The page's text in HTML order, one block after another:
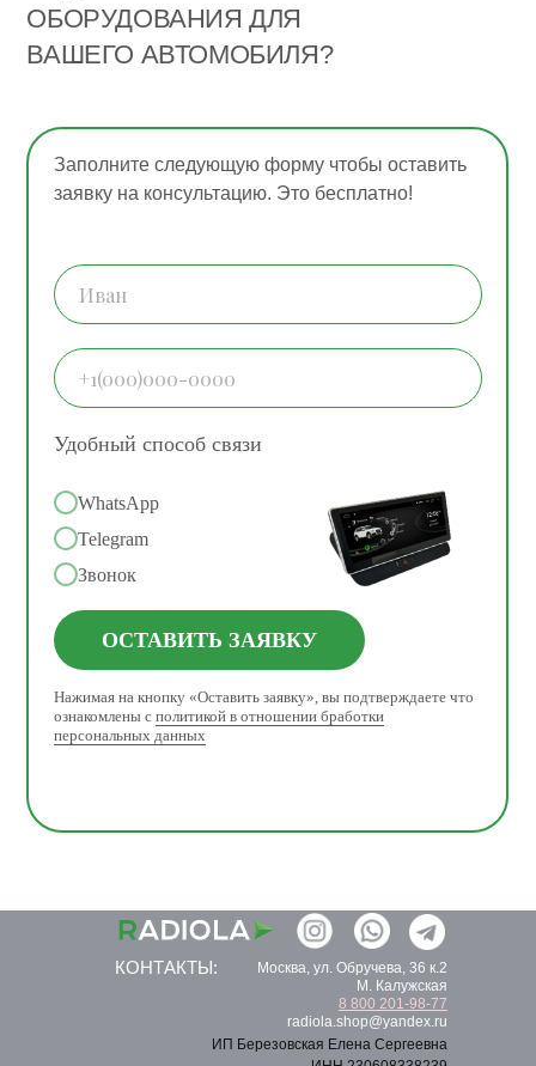
ОБОРУДОВАНИЯ ДЛЯ
ВАШЕГО АВТОМОБИЛЯ?
Удобный способ связи
WhatsApp
Telegram
Звонок
ОСТАВИТЬ ЗАЯВКУ
Нажимая на кнопку «Оставить заявку», вы подтверждаете что
ознакомлены с политикой в отношении бработки
персональных данных
Заполните следующую форму чтобы оставить
заявку на консультацию. Это бесплатно!
КОНТАКТЫ:
Москва, ул. Обручева, 36 к.2
M. Калужская
8 800 201-98-77
radiola.shop@yandex.ru
ИП Березовская Елена Сергеевна